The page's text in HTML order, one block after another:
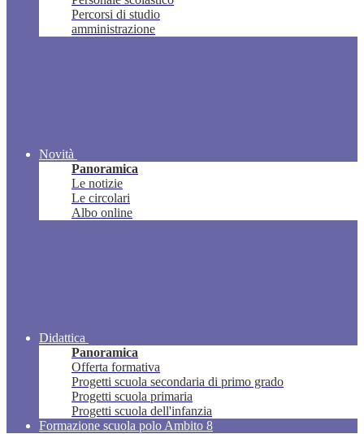
Percorsi di studio
amministrazione
Novità
Panoramica
Le notizie
Le circolari
Albo online
Didattica
Panoramica
Offerta formativa
Progetti scuola secondaria di primo grado
Progetti scuola primaria
Progetti scuola dell'infanzia
Formazione scuola polo Ambito 8